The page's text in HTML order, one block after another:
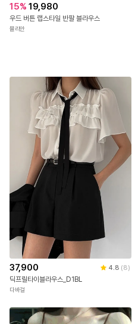
15% 19,980
우드 버튼 랩스타일 반팔 블라우스
뮬리안
37,900 4.8 (8)
딕프릴타이블라우스_D1BL
다바걸